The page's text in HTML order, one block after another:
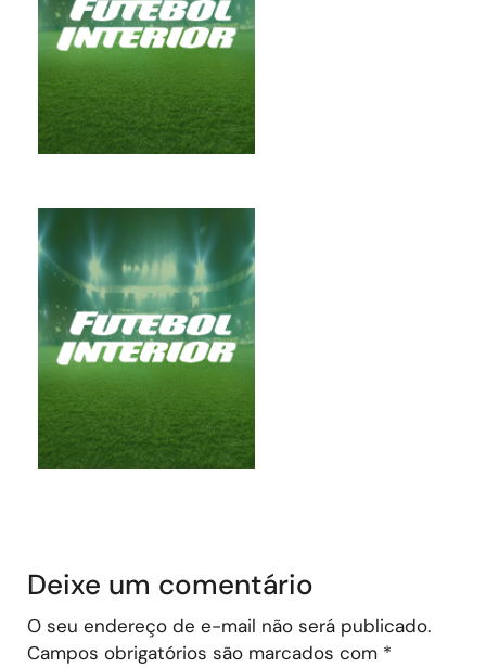
Deixe um comentário
O seu endereço de e-mail não será publicado.
Campos obrigatórios são marcados com *